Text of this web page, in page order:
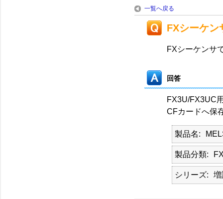
一覧へ戻る
FXシーケン
FXシーケンサ
回答
FX3U/FX3UC
CFカードへ保
製品名
製品分類
シリーズ 増